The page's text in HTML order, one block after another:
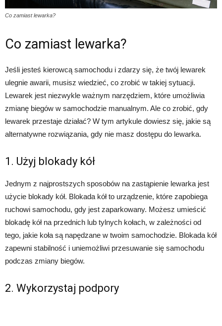
Co zamiast lewarka?
Co zamiast lewarka?
Jeśli jesteś kierowcą samochodu i zdarzy się, że twój lewarek
ulegnie awarii, musisz wiedzieć, co zrobić w takiej sytuacji.
Lewarek jest niezwykle ważnym narzędziem, które umożliwia
zmianę biegów w samochodzie manualnym. Ale co zrobić, gdy
lewarek przestaje działać? W tym artykule dowiesz się, jakie są
alternatywne rozwiązania, gdy nie masz dostępu do lewarka.
1. Użyj blokady kół
Jednym z najprostszych sposobów na zastąpienie lewarka jest
użycie blokady kół. Blokada kół to urządzenie, które zapobiega
ruchowi samochodu, gdy jest zaparkowany. Możesz umieścić
blokadę kół na przednich lub tylnych kołach, w zależności od
tego, jakie koła są napędzane w twoim samochodzie. Blokada kół
zapewni stabilność i uniemożliwi przesuwanie się samochodu
podczas zmiany biegów.
2. Wykorzystaj podpory